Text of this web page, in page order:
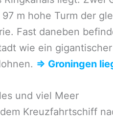
m hohe Turm der
Fast daneben
wie ein
⇒ Groningen
und viel Meer
Kreuzfahrtschiff